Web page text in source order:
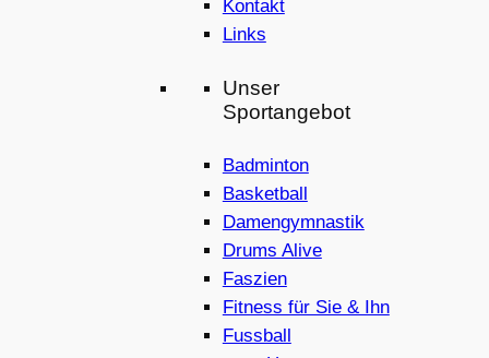
Kontakt
Links
Unser
Sportangebot
Badminton
Basketball
Damengymnastik
Drums Alive
Faszien
Fitness für Sie & Ihn
Fussball